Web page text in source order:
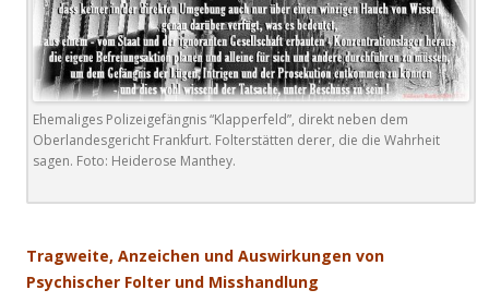
Ehemaliges Polizeigefängnis “Klapperfeld”, direkt neben dem
Oberlandesgericht Frankfurt. Folterstätten derer, die die Wahrheit
sagen. Foto: Heiderose Manthey.
Tragweite, Anzeichen und Auswirkungen von
Psychischer Folter und Misshandlung